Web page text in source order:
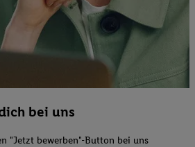
bei uns
"Jetzt bewerben"-Button bei uns